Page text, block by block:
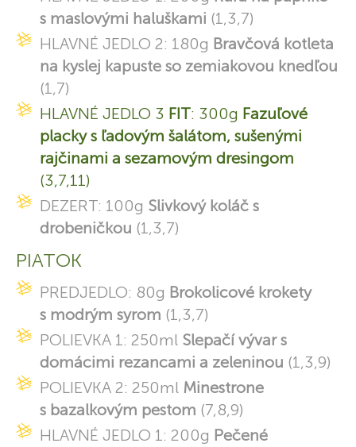
s maslovými haluškami (1,3,7)
HLAVNÉ JEDLO 2: 180g Bravčová kotleta
na kyslej kapuste so zemiakovou knedľou
(1,7)
HLAVNÉ JEDLO 3 FIT: 300g Fazuľové
placky s ľadovým šalátom, sušenými
rajčinami a sezamovým dresingom
(3,7,11)
DEZERT: 100g Slivkový koláč s
drobeničkou (1,3,7)
PIATOK
PREDJEDLO: 80g Brokolicové krokety
s modrým syrom (1,3,7)
POLIEVKA 1: 250ml Slepačí vývar s
domácimi rezancami a zeleninou (1,3,9)
POLIEVKA 2: 250ml Minestrone
s bazalkovým pestom (7,8,9)
HLAVNÉ JEDLO 1: 200g Pečené